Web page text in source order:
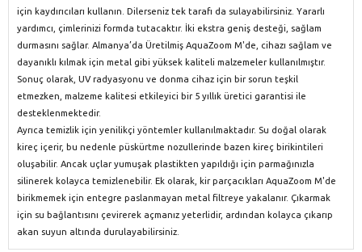
için kaydırıcıları kullanın. Dilerseniz tek tarafı da sulayabilirsiniz. Yararlı
yardımcı, çimlerinizi formda tutacaktır. İki ekstra geniş desteği, sağlam
durmasını sağlar. Almanya’da Üretilmiş AquaZoom M'de, cihazı sağlam ve
dayanıklı kılmak için metal gibi yüksek kaliteli malzemeler kullanılmıştır.
Sonuç olarak, UV radyasyonu ve donma cihaz için bir sorun teşkil
etmezken, malzeme kalitesi etkileyici bir 5 yıllık üretici garantisi ile
desteklenmektedir.
Ayrıca temizlik için yenilikçi yöntemler kullanılmaktadır. Su doğal olarak
kireç içerir, bu nedenle püskürtme nozullerinde bazen kireç birikintileri
oluşabilir. Ancak uçlar yumuşak plastikten yapıldığı için parmağınızla
silinerek kolayca temizlenebilir. Ek olarak, kir parçacıkları AquaZoom M'de
birikmemek için entegre paslanmayan metal filtreye yakalanır. Çıkarmak
için su bağlantısını çevirerek açmanız yeterlidir, ardından kolayca çıkarıp
akan suyun altında durulayabilirsiniz.